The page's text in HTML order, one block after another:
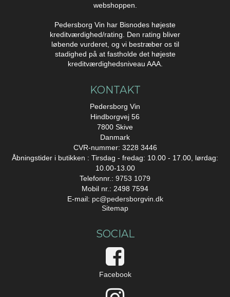
webshoppen.
Pedersborg Vin har Bisnodes højeste
kreditværdighed/rating. Den rating bliver
løbende vurderet, og vi bestræber os til
stadighed på at fastholde det højeste
kreditværdighedsniveau AAA.
KONTAKT
Pedersborg Vin
Hindborgvej 56
7800 Skive
Danmark
CVR-nummer: 3228 3446
Åbningstider i butikken : Tirsdag - fredag: 10.00 - 17.00, lørdag:
10.00-13.00
Telefonnr.: 9753 1079
Mobil nr.: 2498 7594
E-mail: pc@pedersborgvin.dk
Sitemap
SOCIAL
Facebook